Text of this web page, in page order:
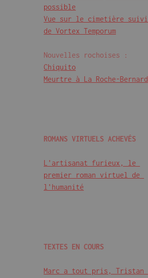
possible
Vue sur le cimetière suivi
de Vortex Temporum
Chiquito
Meurtre à La Roche-Bernard
L'artisanat furieux, le
premier roman virtuel de
l'humanité
TEXTES EN COURS
Marc a tout pris, Tristan